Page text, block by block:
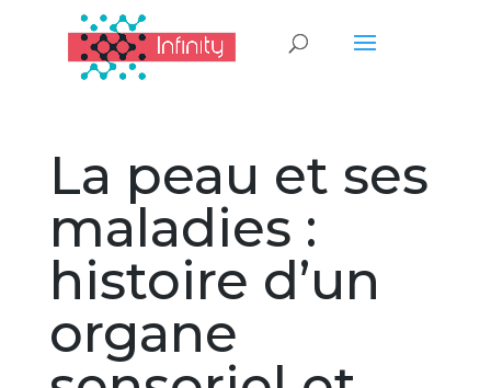
La peau et ses
maladies :
histoire d’un
organe